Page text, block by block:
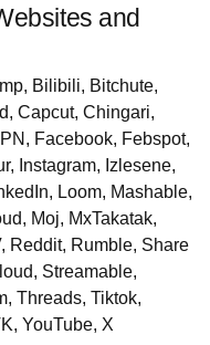
and
Bilibili, Bitchute,
Capcut, Chingari,
Facebook, Febspot,
Instagram, Izlesene,
Loom, Mashable,
Moj, MxTakatak,
Reddit, Rumble, Share
Streamable,
Threads, Tiktok,
YouTube, X